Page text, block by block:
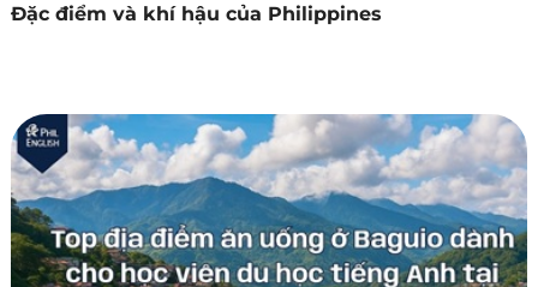
Đặc điểm và khí hậu của Philippines